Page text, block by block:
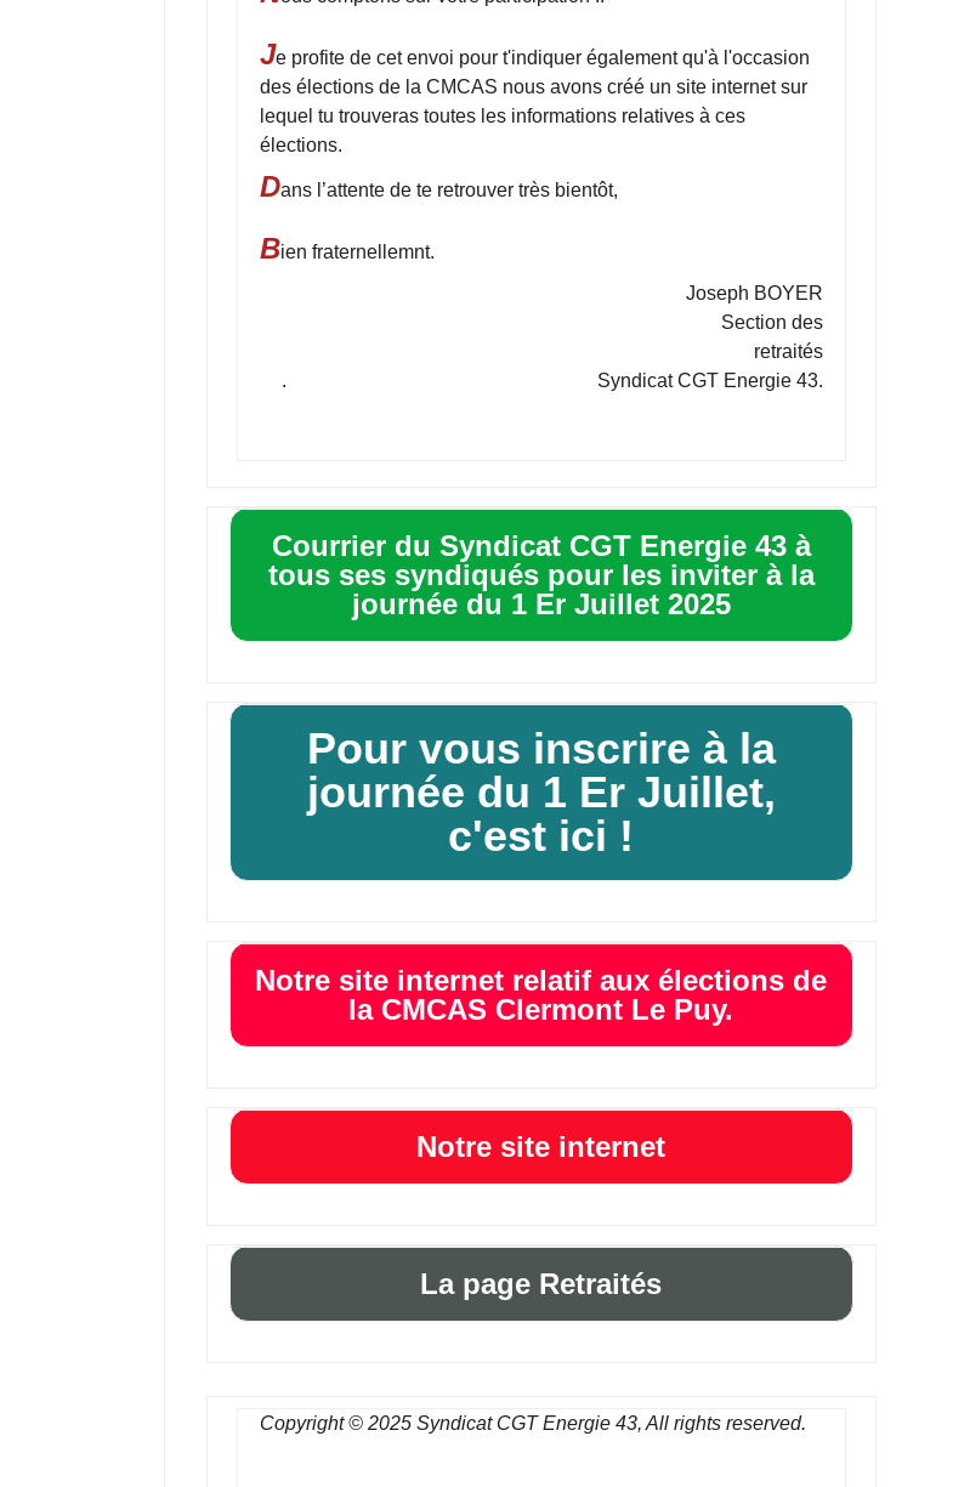
Je profite de cet envoi pour t'indiquer également qu'à l'occasion
des élections de la CMCAS nous avons créé un site internet sur
lequel tu trouveras toutes les informations relatives à ces
élections.
Dans l’attente de te retrouver très bientôt,
Bien fraternellemnt.
Joseph BOYER
Section des
retraités
. Syndicat CGT Energie 43.
Courrier du Syndicat CGT Energie 43 à
tous ses syndiqués pour les inviter à la
journée du 1 Er Juillet 2025
Pour vous inscrire à la
journée du 1 Er Juillet,
c'est ici !
Notre site internet relatif aux élections de
la CMCAS Clermont Le Puy.
Notre site internet
La page Retraités
Copyright © 2025 Syndicat CGT Energie 43, All rights reserved.